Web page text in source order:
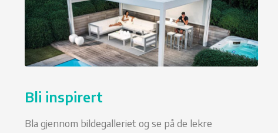
Bli inspirert
Bla gjennom bildegalleriet og se på de lekre